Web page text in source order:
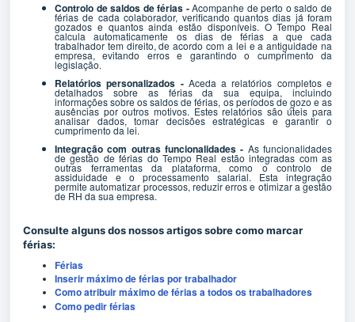
Controlo de saldos de férias -Acompanhe de perto o saldo de
férias de cada colaborador, verificando quantos dias já foram
gozados e quantos ainda estão disponíveis. O Tempo Real
calcula automaticamente os dias de férias a que cada
trabalhador tem direito, de acordo com a lei e a antiguidade na
empresa, evitando erros e garantindo o cumprimento da
legislação.
Relatórios personalizados - Aceda a relatórios completos e
detalhados sobre as férias da sua equipa, incluindo
informações sobre os saldos de férias, os períodos de gozo e as
ausências por outros motivos. Estes relatórios são úteis para
analisar dados, tomar decisões estratégicas e garantir o
cumprimento da lei.
Integração com outras funcionalidades - As funcionalidades
de gestão de férias do Tempo Real estão integradas com as
outras ferramentas da plataforma, como o controlo de
assiduidade e o processamento salarial. Esta integração
permite automatizar processos, reduzir erros e otimizar a gestão
de RH da sua empresa.
Consulte alguns dos nossos artigos sobre como marcar
férias:
Férias
Inserir máximo de férias por trabalhador
Como atribuir máximo de férias a todos os trabalhadores
Como pedir férias